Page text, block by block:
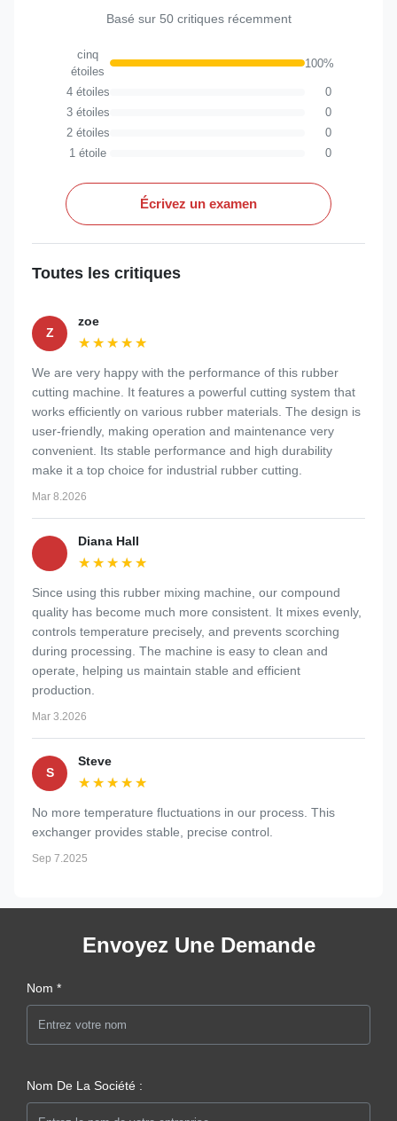
Basé sur 50 critiques récemment
cinq
étoiles
100%
4 étoiles
0
3 étoiles
0
2 étoiles
0
1 étoile
0
Écrivez un examen
Toutes les critiques
Z
zoe
★★★★★
★★★★★
We are very happy with the performance of this rubber
cutting machine. It features a powerful cutting system that
works efficiently on various rubber materials. The design is
user-friendly, making operation and maintenance very
convenient. Its stable performance and high durability
make it a top choice for industrial rubber cutting.
Mar 8.2026
Diana Hall
★★★★★
★★★★★
Since using this rubber mixing machine, our compound
quality has become much more consistent. It mixes evenly,
controls temperature precisely, and prevents scorching
during processing. The machine is easy to clean and
operate, helping us maintain stable and efficient
production.
Mar 3.2026
S
Steve
★★★★★
★★★★★
No more temperature fluctuations in our process. This
exchanger provides stable, precise control.
Sep 7.2025
Envoyez Une Demande
Nom *
Nom De La Société :